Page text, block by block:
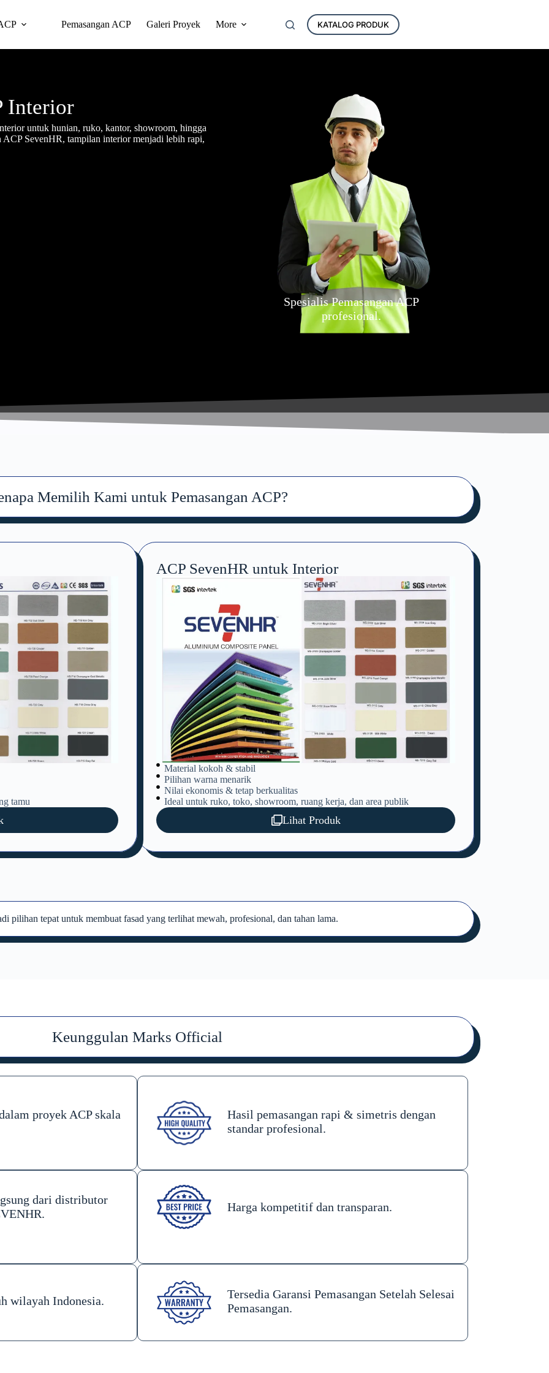
Pemasangan ACP Galeri Proyek More KATALOG PRODUK
Interior
untuk hunian, ruko, kantor, showroom, hingga
SevenHR, tampilan interior menjadi lebih rapi,
Spesialis Pemasangan ACP
profesional.
Memilih Kami untuk Pemasangan ACP?
ACP SevenHR untuk Interior
Material kokoh & stabil
Pilihan warna menarik
Nilai ekonomis & tetap berkualitas
Ideal untuk ruko, toko, showroom, ruang kerja, dan area publik
Lihat Produk
tamu
pilihan tepat untuk membuat fasad yang terlihat mewah, profesional, dan tahan lama.
Keunggulan Marks Official
proyek ACP skala
Hasil pemasangan rapi & simetris dengan
standar profesional.
dari distributor
Harga kompetitif dan transparan.
wilayah Indonesia.
Tersedia Garansi Pemasangan Setelah Selesai
Pemasangan.